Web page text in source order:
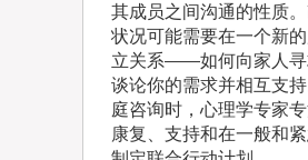
其成员之间沟通的性质
状况可能需要在一个新
立关系——如何向家人寻
谈论你的需求并相互支
庭咨询时，心理学专家
康复、支持和在一般和